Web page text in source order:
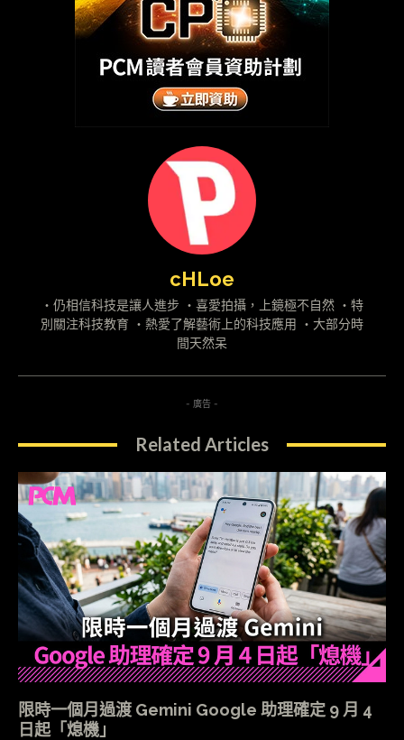
cHLoe
・仍相信科技是讓人進步 ・喜愛拍攝，上鏡極不自然 ・特
別關注科技教育 ・熱愛了解藝術上的科技應用 ・大部分時
間天然呆
- 廣告 -
Related Articles
限時一個月過渡 Gemini Google 助理確定 9 月 4
日起「熄機」